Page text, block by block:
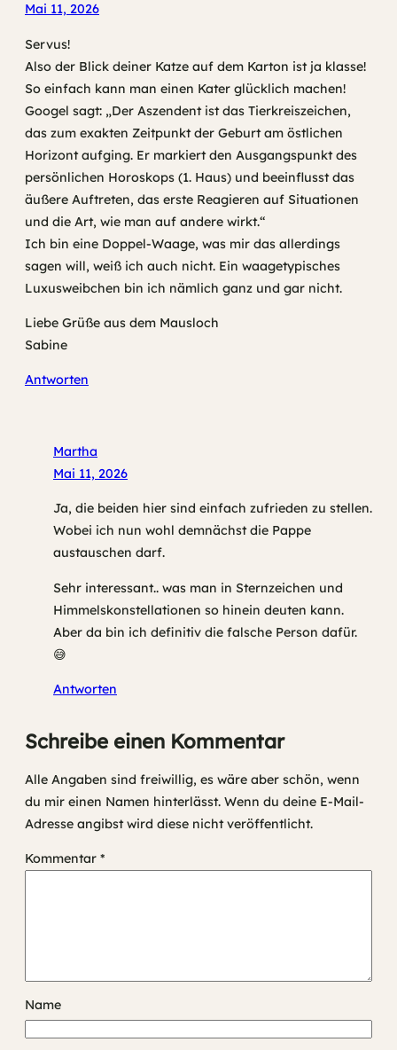
Mai 11, 2026
Servus!
Also der Blick deiner Katze auf dem Karton ist ja klasse!
So einfach kann man einen Kater glücklich machen!
Googel sagt: „Der Aszendent ist das Tierkreiszeichen,
das zum exakten Zeitpunkt der Geburt am östlichen
Horizont aufging. Er markiert den Ausgangspunkt des
persönlichen Horoskops (1. Haus) und beeinflusst das
äußere Auftreten, das erste Reagieren auf Situationen
und die Art, wie man auf andere wirkt.“
Ich bin eine Doppel-Waage, was mir das allerdings
sagen will, weiß ich auch nicht. Ein waagetypisches
Luxusweibchen bin ich nämlich ganz und gar nicht.
Liebe Grüße aus dem Mausloch
Sabine
Antworten
Martha
Mai 11, 2026
Ja, die beiden hier sind einfach zufrieden zu stellen.
Wobei ich nun wohl demnächst die Pappe
austauschen darf.
Sehr interessant.. was man in Sternzeichen und
Himmelskonstellationen so hinein deuten kann.
Aber da bin ich definitiv die falsche Person dafür.
😅
Antworten
Schreibe einen Kommentar
Alle Angaben sind freiwillig, es wäre aber schön, wenn
du mir einen Namen hinterlässt. Wenn du deine E-Mail-
Adresse angibst wird diese nicht veröffentlicht.
Kommentar *
Name